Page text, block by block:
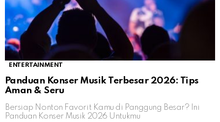
ENTERTAINMENT
Panduan Konser Musik Terbesar 2026: Tips
Aman & Seru
Bersiap Nonton Favorit Kamu di Panggung Besar? Ini
Panduan Konser Musik 2026 Untukmu